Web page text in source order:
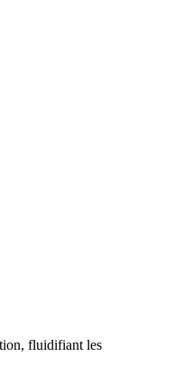
fluidifiant les